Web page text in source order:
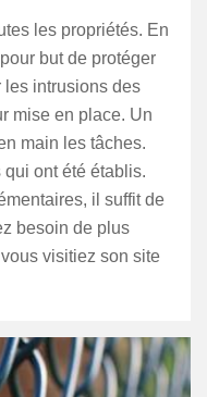
les propriétés. En
but de protéger
les intrusions des
mise en place. Un
main les tâches.
ont été établis.
il suffit de
besoin de plus
visitiez son site